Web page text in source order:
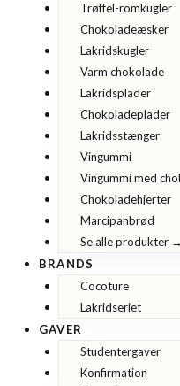
Trøffel-romkugler
Chokoladeæsker
Lakridskugler
Varm chokolade
Lakridsplader
Chokoladeplader
Lakridsstænger
Vingummi
Vingummi med
Chokoladehjerter
Marcipanbrød
Se alle produkter →
BRANDS
Cocoture
Lakridseriet
GAVER
Studentergaver
Konfirmation